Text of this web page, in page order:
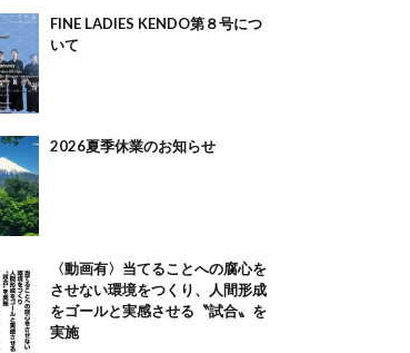
FINE LADIES KENDO第８号につ
いて
2026夏季休業のお知らせ
〈動画有〉当てることへの腐心を
させない環境をつくり、人間形成
をゴールと実感させる〝試合〟を
実施